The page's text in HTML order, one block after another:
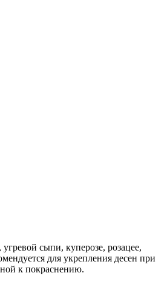
сыпи, куперозе, розацее,
для укрепления десен при
к покраснению.